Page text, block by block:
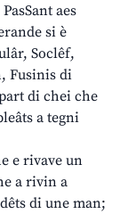
aes
si è
Soclêf,
Fusinis di
di chei che
a tegni
e rivave un
a rivin a
di une man;